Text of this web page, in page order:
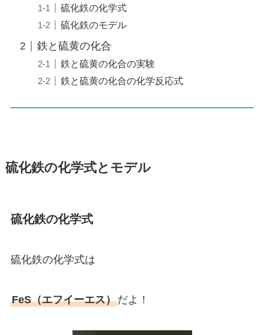
硫化鉄の化学式
硫化鉄のモデル
鉄と硫黄の化合
鉄と硫黄の化合の実験
鉄と硫黄の化合の化学反応式
硫化鉄の化学式とモデル
硫化鉄の化学式
硫化鉄の化学式は
FeS（エフイーエス）だよ！